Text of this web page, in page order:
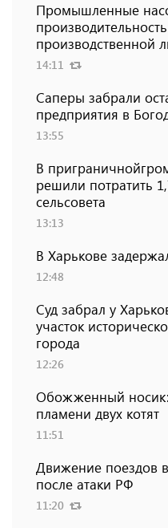
Промышленные
производственной
14:11
Саперы забрали
предприятия в
13:55
В
решили потратить
сельсовета
13:13
В Харькове
12:48
Суд забрал у
участок
города
12:26
Обожженный носик:
пламени двух котят
11:51
Движение поездов
после атаки РФ
11:20